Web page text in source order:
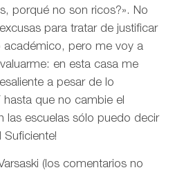
porqué no son ricos?». No
para tratar de justificar
académico, pero me voy a
en esta casa me
a pesar de lo
que no cambie el
las escuelas sólo puedo decir
Suficiente!
(los comentarios no